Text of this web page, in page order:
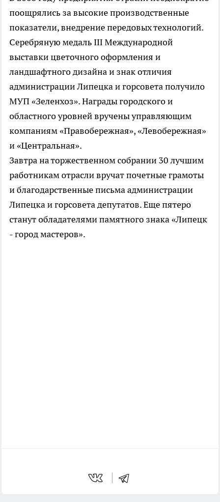
поощрялись за высокие производственные
показатели, внедрение передовых технологий.
Серебряную медаль III Международной
выставки цветочного оформления и
ландшафтного дизайна и знак отличия
администрации Липецка и горсовета получило
МУП «Зеленхоз». Награды городского и
областного уровней вручены управляющим
компаниям «Правобережная», «Левобережная»
и «Центральная».
Завтра на торжественном собрании 30 лучшим
работникам отрасли вручат почетные грамоты
и благодарственные письма администрации
Липецка и горсовета депутатов. Еще пятеро
станут обладателями памятного знака «Липецк
- город мастеров».